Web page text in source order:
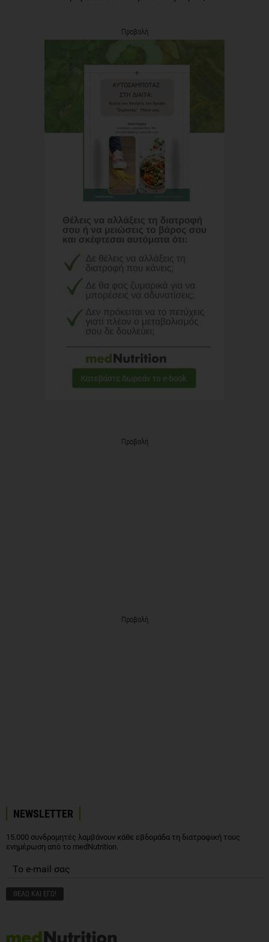
Προβολή
Προβολή
Προβολή
NEWSLETTER
15.000 συνδρομητές λαμβάνουν κάθε εβδομάδα τη διατροφική τους
ενημέρωση από το medNutrition.